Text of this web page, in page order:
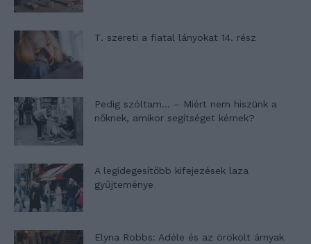
T. szereti a fiatal lányokat 14. rész
Pedig szóltam… – Miért nem hiszünk a
nőknek, amikor segítséget kérnek?
A legidegesítőbb kifejezések laza
gyűjteménye
Elyna Robbs: Adéle és az örökölt árnyak